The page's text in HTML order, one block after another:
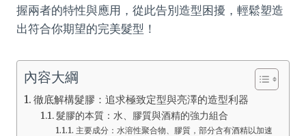
握兩者的特性與應用，從此告別造型困擾，輕鬆塑造
出符合你期望的完美髮型！
內容大綱
徹底解構髮膠：追求極致定型與亮澤的造型利器
髮膠的本質：水、膠質與酒精的強力組合
主要成分：水溶性聚合物、膠質，部分含有酒精以加速